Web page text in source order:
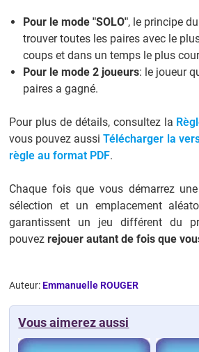
Pour le mode "SOLO", le principe
trouver toutes les paires avec le
coups et dans un temps le plus
Pour le mode 2 joueurs: le joueur
paires a gagné.
Pour plus de détails, consultez la
vous pouvez aussiTélécharger la
règle au format PDF.
Chaque fois que vous démarrez
sélection et un emplacement
garantissent un jeu différent du
pouvezrejouer autant de fois que
Auteur: Emmanuelle ROUGER
Vous aimerez aussi